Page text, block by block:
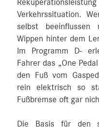
Verkehrssituation.
selbst
Wippen hinter dem
Im Programm D-
Fahrer das „One
den Fuß vom
rein elektrisch so
Fußbremse oft gar
Die Basis für den